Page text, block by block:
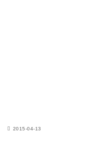
2015-04-13